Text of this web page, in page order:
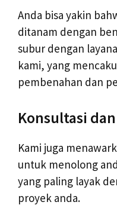
Anda bisa yakin
ditanam dengan
subur dengan
kami, yang
pembenahan dan
Konsultasi
Kami juga
untuk menolong
yang paling layak
proyek anda.